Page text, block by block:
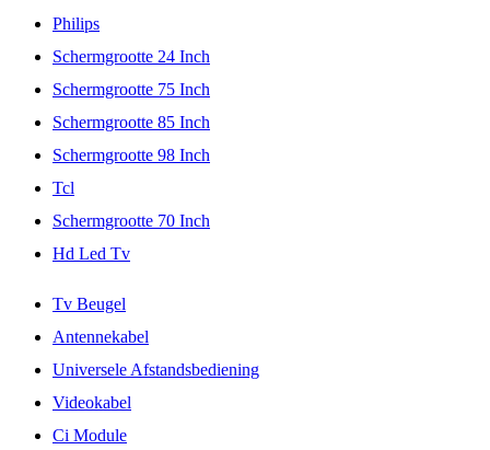
Philips
Schermgrootte 24 Inch
Schermgrootte 75 Inch
Schermgrootte 85 Inch
Schermgrootte 98 Inch
Tcl
Schermgrootte 70 Inch
Hd Led Tv
Tv Beugel
Antennekabel
Universele Afstandsbediening
Videokabel
Ci Module